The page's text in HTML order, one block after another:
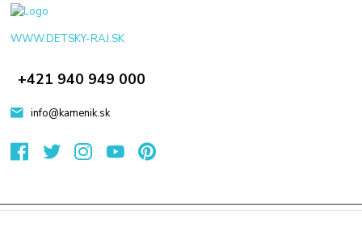
WWW.DETSKY-RAJ.SK
+421 940 949 000
info@kamenik.sk